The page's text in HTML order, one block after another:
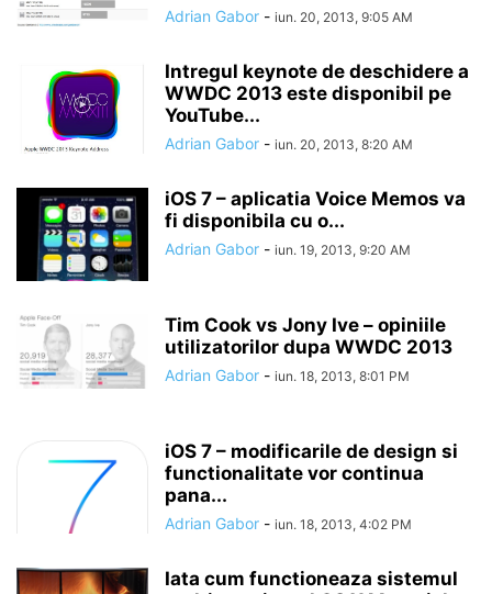
Adrian Gabor - iun. 20, 2013, 9:05 AM
Intregul keynote de deschidere a
WWDC 2013 este disponibil pe
YouTube...
Adrian Gabor - iun. 20, 2013, 8:20 AM
iOS 7 – aplicatia Voice Memos va
fi disponibila cu o...
Adrian Gabor - iun. 19, 2013, 9:20 AM
Tim Cook vs Jony Ive – opiniile
utilizatorilor dupa WWDC 2013
Adrian Gabor - iun. 18, 2013, 8:01 PM
iOS 7 – modificarile de design si
functionalitate vor continua
pana...
Adrian Gabor - iun. 18, 2013, 4:02 PM
Iata cum functioneaza sistemul